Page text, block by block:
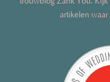
artikelen